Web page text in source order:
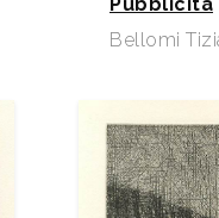
Bellomi